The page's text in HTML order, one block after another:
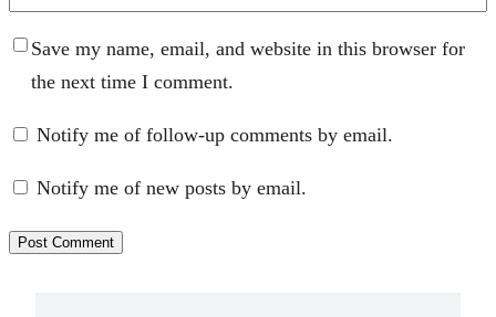
Save my name, email, and website in this browser for
the next time I comment.
Notify me of follow-up comments by email.
Notify me of new posts by email.